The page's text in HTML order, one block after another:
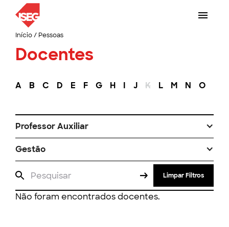
Início/ Pessoas
Docentes
A B C D E F G H I J K L M N O
Professor Auxiliar
Gestão
Limpar Filtros
Não foram encontrados docentes.